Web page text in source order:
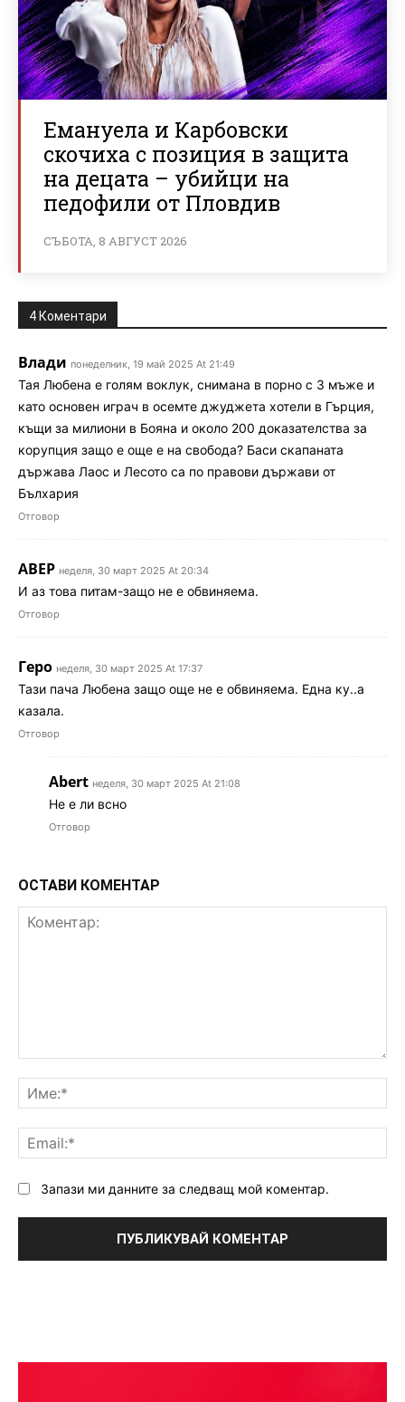
Емануела и Карбовски
скочиха с позиция в защита
на децата – убийци на
педофили от Пловдив
СЪБОТА, 8 АВГУСТ 2026
4 Коментари
Влади понеделник, 19 май 2025 At 21:49
Тая Любена е голям воклук, снимана в порно с 3 мъже и
като основен играч в осемте джуджета хотели в Гърция,
къщи за милиони в Бояна и около 200 доказателства за
корупция защо е още е на свобода? Баси скапаната
държава Лаос и Лесото са по правови държави от
Бълхария
Отговор
АВЕР неделя, 30 март 2025 At 20:34
И аз това питам-защо не е обвиняема.
Отговор
Геро неделя, 30 март 2025 At 17:37
Тази пача Любена защо още не е обвиняема. Една ку..а
казала.
Отговор
Abert неделя, 30 март 2025 At 21:08
Не е ли всно
Отговор
ОСТАВИ КОМЕНТАР
Запази ми данните за следващ мой коментар.